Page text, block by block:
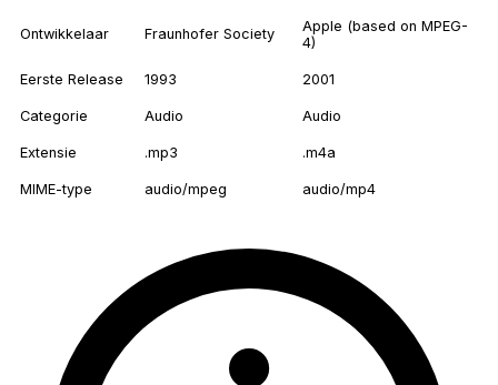
Ontwikkelaar Fraunhofer Society
Apple (based on MPEG-
4)
Eerste Release 1993 2001
Categorie Audio Audio
Extensie .mp3 .m4a
MIME-type audio/mpeg audio/mp4